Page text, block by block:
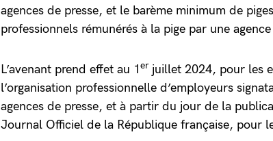
agences de presse, et le barème minimum de
professionnels rémunérés à la pige par une
L’avenant prend effet au 1 er juillet 2024, pour les
l’organisation professionnelle d’employeurs
agences de presse, et à partir du jour de la
Journal Officiel de la République française, pour